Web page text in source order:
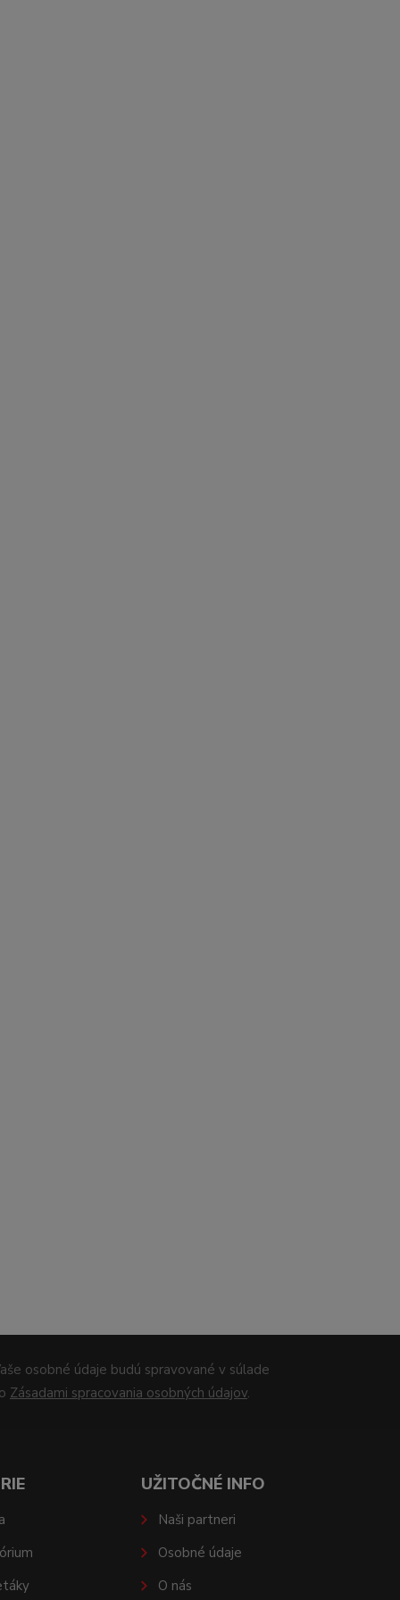
osobné údaje budú spravované v súlade
Zásadami spracovania osobných údajov.
UŽITOČNÉ INFO
Naši partneri
Osobné údaje
O nás